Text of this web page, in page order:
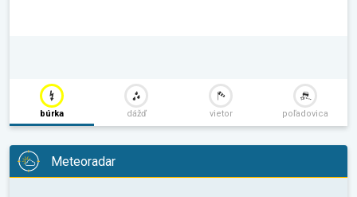
búrka dážď vietor poľadovica
Meteoradar